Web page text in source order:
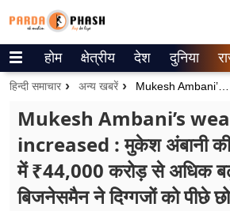
Trending on Google News
वेब स्टोरीज
उत्तर प्रदेश
होम क्षेत्रीय देश दुनिया
हिन्दी समाचार अन्य खबरें Mukesh Ambani’s
Mukesh Ambani’s
increased : मुकेश अंबानी
में ₹44,000 करोड़ से अधिक
बिजनेसमैन ने दिग्गजों को पीछे